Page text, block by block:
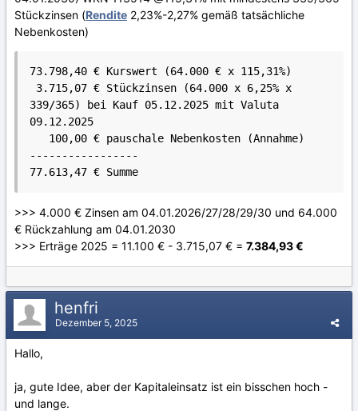
Stückzinsen (Rendite 2,23%-2,27% gemäß tatsächliche
Nebenkosten)
73.798,40 € Kurswert (64.000 € x 115,31%)
339/365) bei Kauf 05.12.2025 mit Valuta
09.12.2025
-----------------
77.613,47 € Summe
>>> 4.000 € Zinsen am 04.01.2026/27/28/29/30 und 64.000
€ Rückzahlung am 04.01.2030
>>> Erträge 2025 = 11.100 € - 3.715,07 € = 7.384,93 €
henfri
Dezember 5, 2025
Hallo,
ja, gute Idee, aber der Kapitaleinsatz ist ein bisschen hoch -
und lange.